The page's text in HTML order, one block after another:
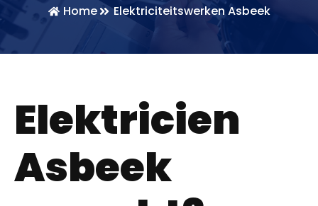
Home Elektriciteitswerken Asbeek
Elektricien
Asbeek